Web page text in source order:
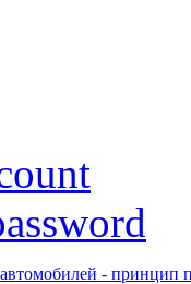
- принцип